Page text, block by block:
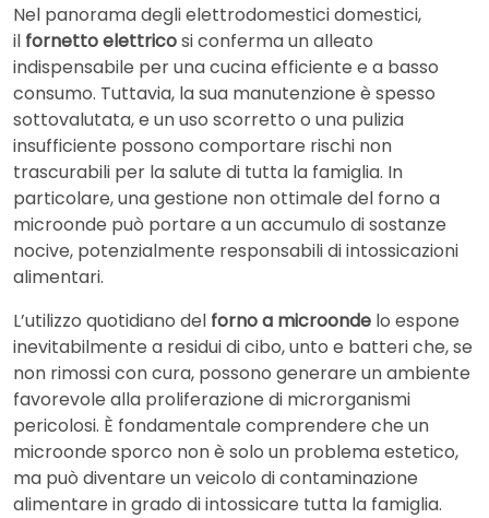
Nel panorama degli elettrodomestici domestici,
il fornetto elettricosi conferma un alleato
indispensabile per una cucina efficiente e a basso
consumo. Tuttavia, la sua manutenzione è spesso
sottovalutata, e un uso scorretto o una pulizia
insufficiente possono comportare rischi non
trascurabili per la salute di tutta la famiglia. In
particolare, una gestione non ottimale del forno a
microonde può portare a un accumulo di sostanze
nocive, potenzialmente responsabili di intossicazioni
alimentari.
L’utilizzo quotidiano del forno a microonde lo espone
inevitabilmente a residui di cibo, unto e batteri che, se
non rimossi con cura, possono generare un ambiente
favorevole alla proliferazione di microrganismi
pericolosi. È fondamentale comprendere che un
microonde sporco non è solo un problema estetico,
ma può diventare un veicolo di contaminazione
alimentare in grado di intossicare tutta la famiglia.